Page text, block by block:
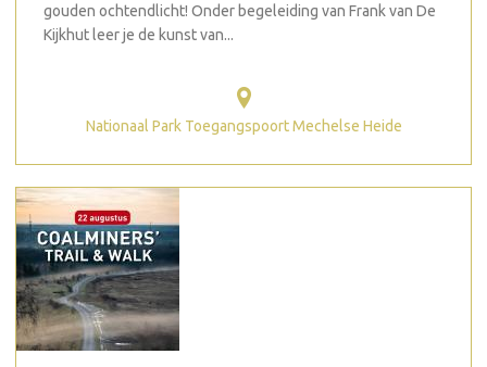
gouden ochtendlicht! Onder begeleiding van Frank van De
Kijkhut leer je de kunst van...
Nationaal Park Toegangspoort Mechelse Heide